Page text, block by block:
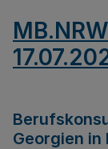
Georgien in